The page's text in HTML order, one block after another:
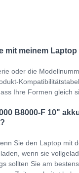
mit meinem
oder die
Ihre Formen gleich
B8000-F 10"
Sie den Laptop mit
wenn sie
sollten Sie am